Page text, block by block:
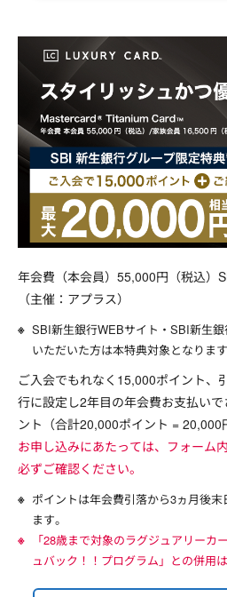
年会費（本会員）55,000円（税込）
（主催：アプラス）
SBI新生銀行WEBサイト・SBI新生
いただいた方は本特典対象となります
ご入会でもれなく15,000ポイント、
行に設定し2年目の年会費お支払い
ント（合計20,000ポイント = 20,000
お申し込みにあたっては、フォーム
必ずご確認ください。
ポイントは年会費引落から3ヵ月後
ます。
「28歳まで対象のラグジュアリーカ
ュバック！！プログラム」との併用